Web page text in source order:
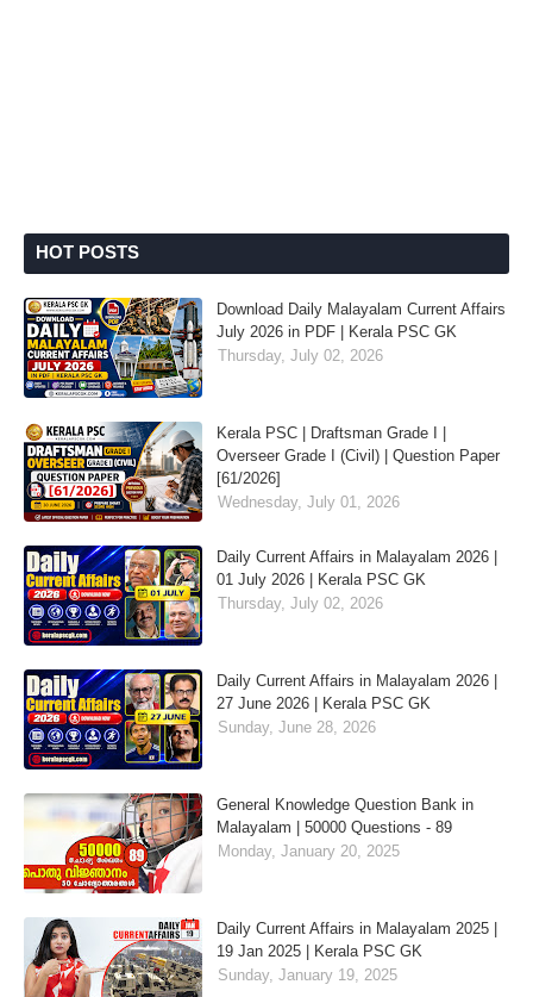
HOT POSTS
Download Daily Malayalam Current Affairs
July 2026 in PDF | Kerala PSC GK
Thursday, July 02, 2026
Kerala PSC | Draftsman Grade I |
Overseer Grade I (Civil) | Question Paper
[61/2026]
Wednesday, July 01, 2026
Daily Current Affairs in Malayalam 2026 |
01 July 2026 | Kerala PSC GK
Thursday, July 02, 2026
Daily Current Affairs in Malayalam 2026 |
27 June 2026 | Kerala PSC GK
Sunday, June 28, 2026
General Knowledge Question Bank in
Malayalam | 50000 Questions - 89
Monday, January 20, 2025
Daily Current Affairs in Malayalam 2025 |
19 Jan 2025 | Kerala PSC GK
Sunday, January 19, 2025